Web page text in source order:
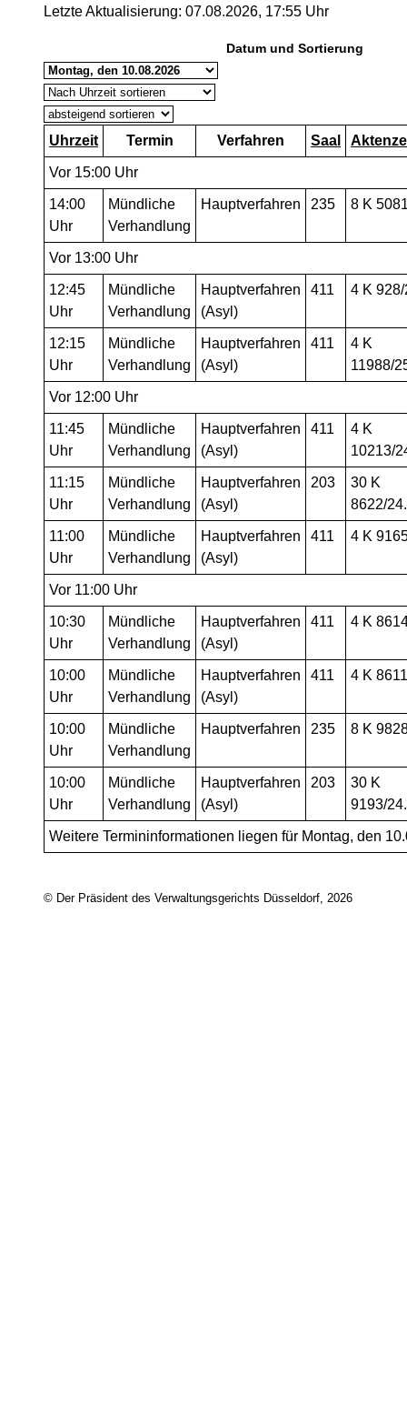
Letzte Aktualisierung: 07.08.2026, 17:55 Uhr
Datum und Sortierung
Uhrzeit Termin Verfahren Saal
Vor 15:00 Uhr
14:00
Uhr
Mündliche
Verhandlung
Hauptverfahren 235 8 K
Vor 13:00 Uhr
12:45
Uhr
Mündliche
Verhandlung
Hauptverfahren
(Asyl)
411 4 K
12:15
Uhr
Mündliche
Verhandlung
Hauptverfahren
(Asyl)
411
4 K
11988/
Vor 12:00 Uhr
11:45
Uhr
Mündliche
Verhandlung
Hauptverfahren
(Asyl)
411
4 K
10213/
11:15
Uhr
Mündliche
Verhandlung
Hauptverfahren
(Asyl)
203
30 K
8622/
11:00
Uhr
Mündliche
Verhandlung
Hauptverfahren
(Asyl)
411 4 K
Vor 11:00 Uhr
10:30
Uhr
Mündliche
Verhandlung
Hauptverfahren
(Asyl)
411 4 K
10:00
Uhr
Mündliche
Verhandlung
Hauptverfahren
(Asyl)
411 4 K
10:00
Uhr
Mündliche
Verhandlung
Hauptverfahren 235 8 K
10:00
Uhr
Mündliche
Verhandlung
Hauptverfahren
(Asyl)
203
30 K
9193/
Weitere Termininformationen liegen für Montag, den
© Der Präsident des Verwaltungsgerichts Düsseldorf, 2026